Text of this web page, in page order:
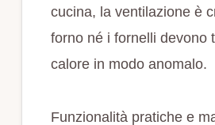
cucina, la ventilazione è
forno né i fornelli devono
calore in modo anomalo.
Funzionalità pratiche e